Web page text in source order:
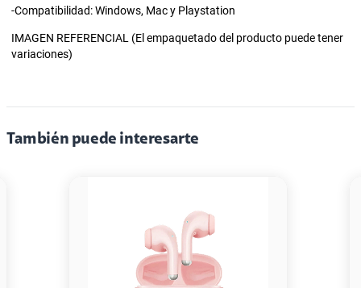
-Compatibilidad: Windows, Mac y Playstation
IMAGEN REFERENCIAL (El empaquetado del producto puede tener
variaciones)
También puede interesarte